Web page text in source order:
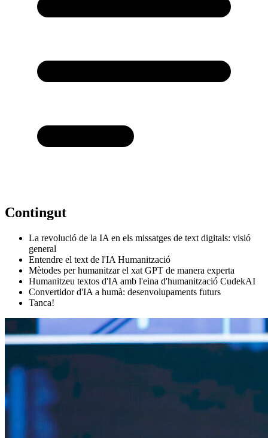
Contingut
La revolució de la IA en els missatges de text digitals: visió
general
Entendre el text de l'IA Humanització
Mètodes per humanitzar el xat GPT de manera experta
Humanitzeu textos d'IA amb l'eina d'humanització CudekAI
Convertidor d'IA a humà: desenvolupaments futurs
Tanca!